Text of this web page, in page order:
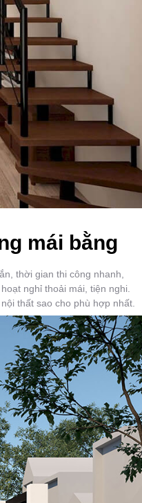
mái bằng
thời gian thi công nhanh,
nghỉ thoải mái, tiện nghi.
thất sao cho phù hợp nhất.